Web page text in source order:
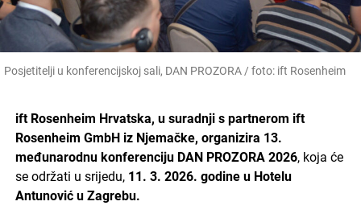
Posjetitelji u konferencijskoj sali, DAN PROZORA / foto: ift Rosenheim
ift Rosenheim Hrvatska, u suradnji s partnerom ift
Rosenheim GmbH iz Njemačke, organizira 13.
međunarodnu konferenciju DAN PROZORA 2026, koja će
se održati u srijedu, 11. 3. 2026. godine u Hotelu
Antunović u Zagrebu.